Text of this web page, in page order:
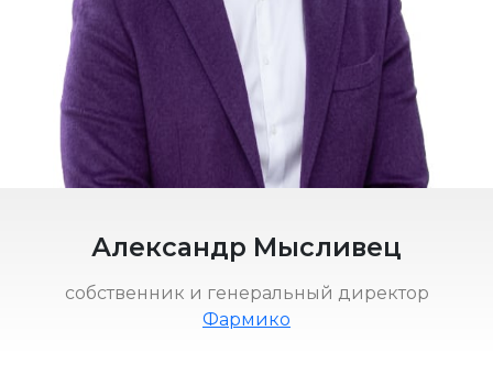
Александр Мысливец
собственник и генеральный директор
Фармико